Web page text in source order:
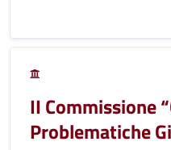
II Commissione
Problematiche